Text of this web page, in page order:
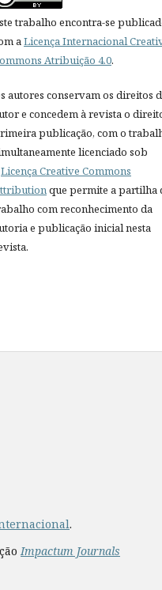
trabalho encontra-se
a Licença Internacional
Atribuição 4.0.
autores conservam os direitos
e concedem à revista o
publicação, com o
licenciado sob
Licença Creative Commons
que permite a partilha
com reconhecimento da
e publicação inicial nesta
.
Impactum Journals